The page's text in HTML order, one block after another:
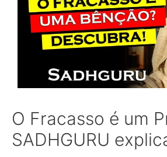
O Fracasso é um
SADHGURU